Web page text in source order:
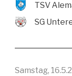
SG
Samstag,